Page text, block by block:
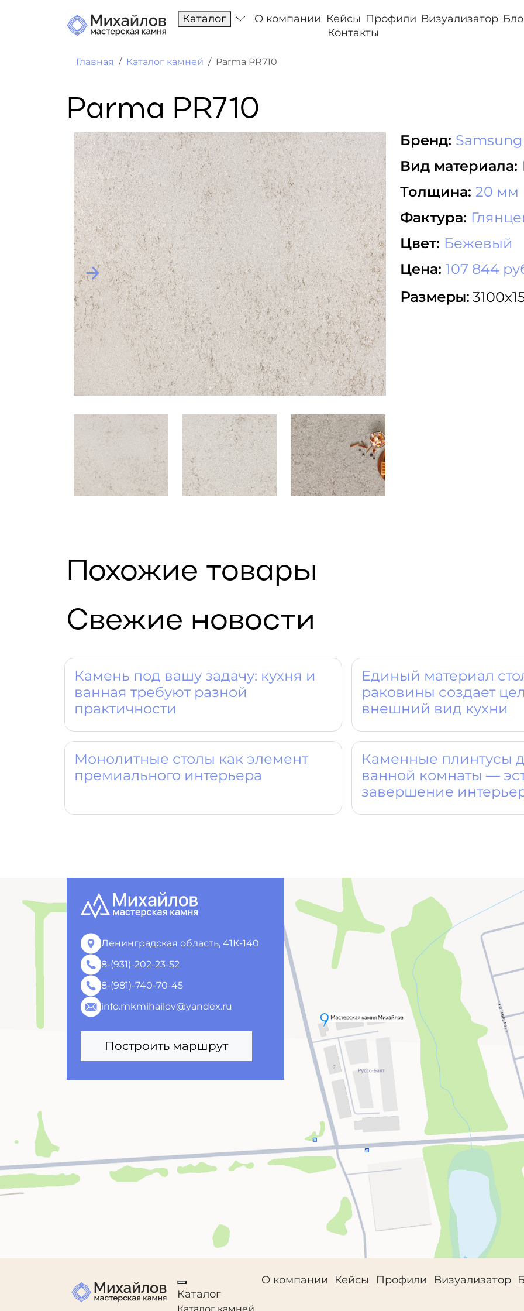
Каталог О компании Кейсы Профили Визуализатор
Контакты
Главная Каталог камней Parma PR710
Parma PR710
Бренд:
Вид материала:
Толщина: 20 мм
Фактура:
Цвет: Бежевый
Цена: 107 844
Размеры:
Похожие товары
Свежие новости
Камень под вашу задачу: кухня и
ванная требуют разной
практичности
Единый материал
раковины создает
внешний вид кухни
Монолитные столы как элемент
премиального интерьера
Каменные плинтусы
ванной комнаты —
завершение
Ленинградская область, 41К-140
8-(931)-202-23-52
8-(981)-740-70-45
info.mkmihailov@yandex.ru
Построить маршрут
Каталог
О компании Кейсы Профили Визуализатор